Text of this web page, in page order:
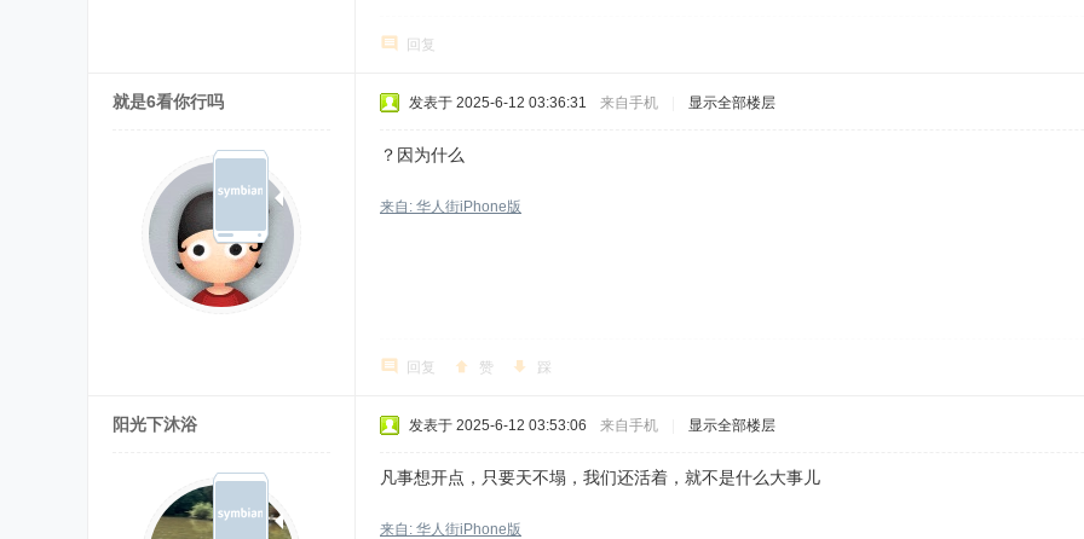
回复
就是6看你行吗 发表于 2025-6-12 03:36:31 来自手机 显示全部楼层
？因为什么
来自: 华人街iPhone版
回复 赞 踩
阳光下沐浴 发表于 2025-6-12 03:53:06 来自手机 显示全部楼层
凡事想开点，只要天不塌，我们还活着，就不是什么大事儿
来自: 华人街iPhone版